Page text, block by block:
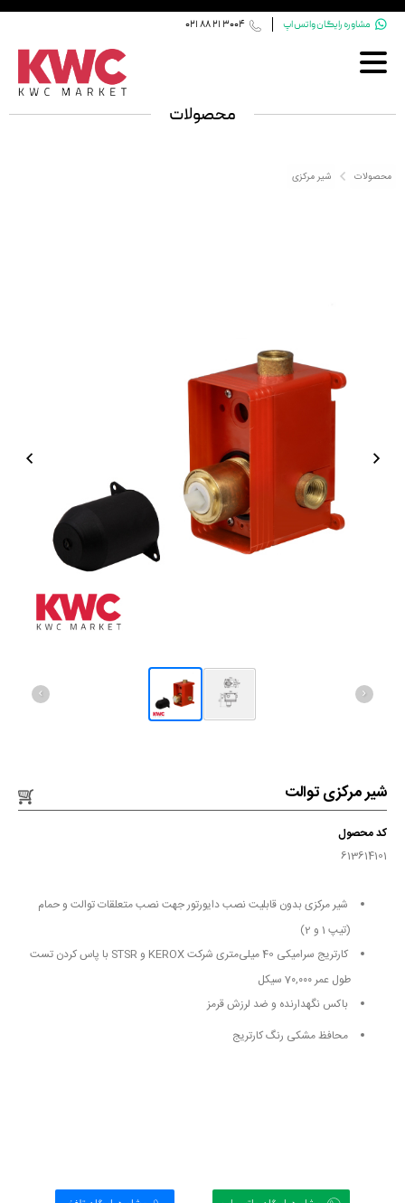
مشاوره رایگان واتس اپ 
021 88 21 3004 
لوازم جانبی کی دبلیو سی
خدمات پس از فروش
محصولات
محصولات  شیر مرکزی


 
شیر مرکزی توالت 
کد محصول
613614101
شیر مرکزی بدون قابلیت نصب دایورتور جهت نصب متعلقات توالت و حمام
(تیپ 1 و 2)
کارتریج سرامیکی 40 میلی‌متری شرکت KEROX و STSR با پاس کردن تست
طول عمر 7۰,۰۰۰ سیکل
باکس نگهدارنده و ضد لرزش قرمز
محافظ مشکی رنگ کارتریج